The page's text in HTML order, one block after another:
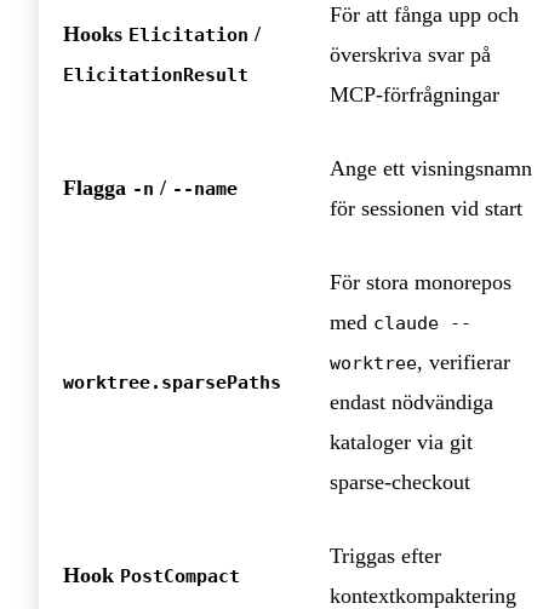
Hooks Elicitation /
ElicitationResult
För att fånga upp och
överskriva svar på
MCP‑förfrågningar
Flagga -n / --name
Ange ett visningsnamn
för sessionen vid start
worktree.sparsePaths
För stora monorepos
med claude --
worktree, verifierar
endast nödvändiga
kataloger via git
sparse‑checkout
Hook PostCompact
Triggas efter
kontextkompaktering